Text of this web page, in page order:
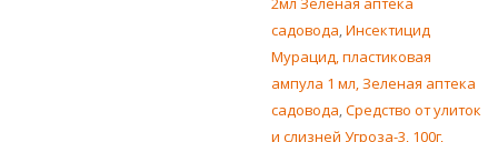
садовода,Инсектицид
Мурацид, пластиковая
ампула 1 мл, Зеленая аптека
садовода,Средство от улиток
и слизней Угроза-3, 100г,